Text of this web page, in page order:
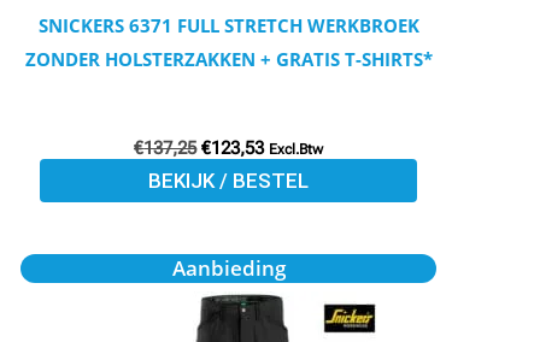
SNICKERS 6371 FULL STRETCH WERKBROEK
ZONDER HOLSTERZAKKEN + GRATIS T-SHIRTS*
€137,25 €123,53 Excl.Btw
BEKIJK / BESTEL
op
de
Aanbieding
Oorspronkelijke
prijs
was:
€102,97.
Huidige
prijs
is:
€92,54.
Dit
product
heeft